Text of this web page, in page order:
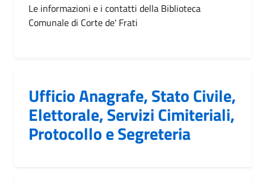
Le informazioni e i contatti della Biblioteca
Comunale di Corte de' Frati
Ufficio Anagrafe, Stato Civile,
Elettorale, Servizi Cimiteriali,
Protocollo e Segreteria